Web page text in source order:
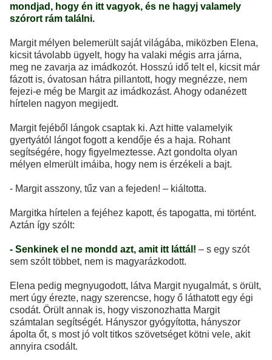
mondjad, hogy én itt vagyok, és ne hagyj valamely
szórort rám találni.
Margit mélyen belemerült saját világába, miközben Elena,
kicsit távolabb ügyelt, hogy ha valaki mégis arra járna,
meg ne zavarja az imádkozót. Hosszú idő telt el, kicsit már
fázott is, óvatosan hátra pillantott, hogy megnézze, nem
fejezi-e még be Margit az imádkozást. Ahogy odanézett
hírtelen nagyon megijedt.
Margit fejéből lángok csaptak ki. Azt hitte valamelyik
gyertyától lángot fogott a kendője és a haja. Rohant
segítségére, hogy figyelmeztesse. Azt gondolta olyan
mélyen elmerült imáiba, hogy nem is érzékeli a bajt.
- Margit asszony, tűz van a fejeden! – kiáltotta.
Margitka hírtelen a fejéhez kapott, és tapogatta, mi történt.
Aztán így szólt:
- Senkinek el ne mondd azt, amit itt láttál! – s egy szót
sem szólt többet, nem is magyarázkodott.
Elena pedig megnyugodott, látva Margit nyugalmát, s örült,
mert úgy érezte, nagy szerencse, hogy ő láthatott egy égi
csodát. Örült annak is, hogy viszonozhatta Margit
számtalan segítségét. Hányszor gyógyította, hányszor
ápolta őt, s most jó volt titkos szövetséget kötni vele, akit
annyira csodált.